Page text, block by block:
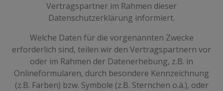
Vertragspartner im Rahmen dieser
Datenschutzerklärung informiert.
Welche Daten für die vorgenannten Zwecke
erforderlich sind, teilen wir den Vertragspartnern vor
oder im Rahmen der Datenerhebung, z.B. in
Onlineformularen, durch besondere Kennzeichnung
(z.B. Farben) bzw. Symbole (z.B. Sternchen o.ä.), oder